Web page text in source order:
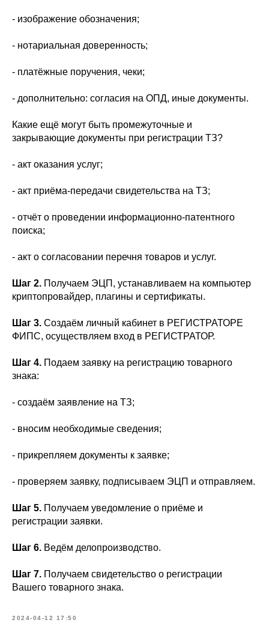
- изображение обозначения;
- нотариальная доверенность;
- платёжные поручения, чеки;
- дополнительно: согласия на ОПД, иные документы.
Какие ещё могут быть промежуточные и
закрывающие документы при регистрации ТЗ?
- акт оказания услуг;
- акт приёма-передачи свидетельства на ТЗ;
- отчёт о проведении информационно-патентного
поиска;
- акт о согласовании перечня товаров и услуг.
Шаг 2. Получаем ЭЦП, устанавливаем на компьютер
криптопровайдер, плагины и сертификаты.
Шаг 3. Создаём личный кабинет в РЕГИСТРАТОРЕ
ФИПС, осуществляем вход в РЕГИСТРАТОР.
Шаг 4. Подаем заявку на регистрацию товарного
знака:
- создаём заявление на ТЗ;
- вносим необходимые сведения;
- прикрепляем документы к заявке;
- проверяем заявку, подписываем ЭЦП и отправляем.
Шаг 5. Получаем уведомление о приёме и
регистрации заявки.
Шаг 6. Ведём делопроизводство.
Шаг 7. Получаем свидетельство о регистрации
Вашего товарного знака.
2024-04-12 17:50